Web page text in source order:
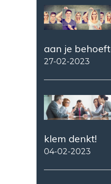
aan je
27-02-2023
klem denkt!
04-02-2023